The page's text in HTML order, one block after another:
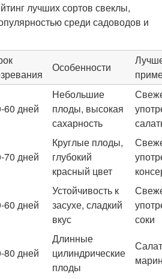
лучших сортов свеклы,
среди садоводов и
Особенности
60 дней
Небольшие
плоды, высокая
сахарность
70 дней
Круглые плоды,
глубокий
красный цвет
60 дней
Устойчивость к
засухе, сладкий
вкус
соки
80 дней
Длинные
цилиндрические
плоды